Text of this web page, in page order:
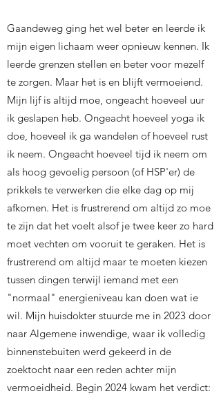
Gaandeweg ging het wel beter en leerde ik
mijn eigen lichaam weer opnieuw kennen. Ik
leerde grenzen stellen en beter voor mezelf
te zorgen. Maar het is en blijft vermoeiend.
Mijn lijf is altijd moe, ongeacht hoeveel uur
ik geslapen heb. Ongeacht hoeveel yoga ik
doe, hoeveel ik ga wandelen of hoeveel rust
ik neem. Ongeacht hoeveel tijd ik neem om
als hoog gevoelig persoon (of HSP'er) de
prikkels te verwerken die elke dag op mij
afkomen. Het is frustrerend om altijd zo moe
te zijn dat het voelt alsof je twee keer zo hard
moet vechten om vooruit te geraken. Het is
frustrerend om altijd maar te moeten kiezen
tussen dingen terwijl iemand met een
"normaal" energieniveau kan doen wat ie
wil. Mijn huisdokter stuurde me in 2023 door
naar Algemene inwendige, waar ik volledig
binnenstebuiten werd gekeerd in de
zoektocht naar een reden achter mijn
vermoeidheid. Begin 2024 kwam het verdict: